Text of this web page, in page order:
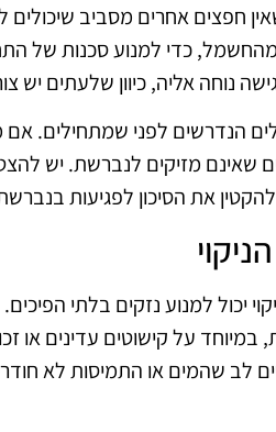
חפצים אחרים מסביב שיכולים
כדי למנוע סכנות של
נוחה אליה, כיוון שלעתים יש
הנדרשים לפני שמתחילים. אם
שאינם מזיקים לנברשת. יש
את הסיכון לפגיעות
יכול למנוע נזקים בלתי
על קישוטים עדינים או
לב שהמים או התמיסות לא